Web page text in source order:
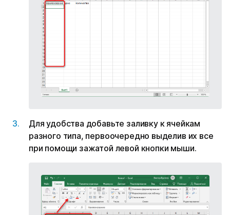
Для удобства добавьте заливку к ячейкам
разного типа, первоочередно выделив их все
при помощи зажатой левой кнопки мыши.